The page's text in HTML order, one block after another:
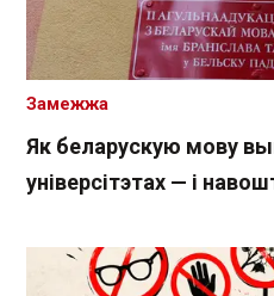
Як беларускую мову
універсітэтах — і
Замежжа